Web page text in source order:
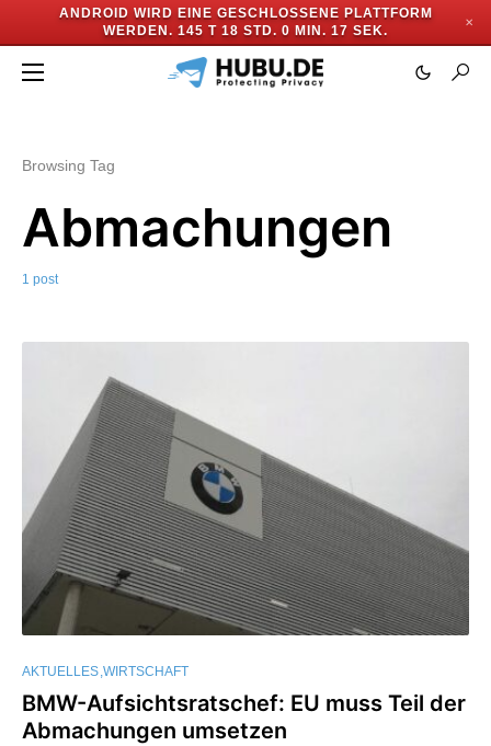
ANDROID WIRD EINE GESCHLOSSENE PLATTFORM
WERDEN. 145 T 18 STD. 0 MIN. 17 SEK.
✕
Browsing Tag
Abmachungen
1 post
AKTUELLES WIRTSCHAFT
BMW-Aufsichtsratschef: EU muss Teil der
Abmachungen umsetzen